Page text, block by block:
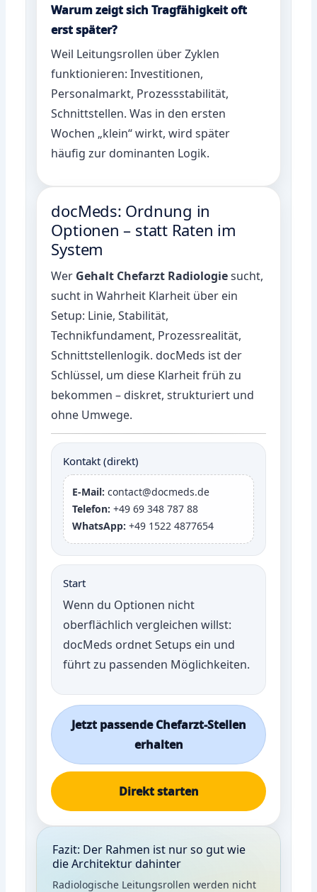
Warum zeigt sich Tragfähigkeit oft
erst später?
Weil Leitungsrollen über Zyklen
funktionieren: Investitionen,
Personalmarkt, Prozessstabilität,
Schnittstellen. Was in den ersten
Wochen „klein“ wirkt, wird später
häufig zur dominanten Logik.
docMeds: Ordnung in
Optionen – statt Raten im
System
Wer Gehalt Chefarzt Radiologiesucht,
sucht in Wahrheit Klarheit über ein
Setup: Linie, Stabilität,
Technikfundament, Prozessrealität,
Schnittstellenlogik. docMeds ist der
Schlüssel, um diese Klarheit früh zu
bekommen – diskret, strukturiert und
ohne Umwege.
Kontakt (direkt)
E-Mail: contact@docmeds.de
Telefon: +49 69 348 787 88
WhatsApp: +49 1522 4877654
Start
Wenn du Optionen nicht
oberflächlich vergleichen willst:
docMeds ordnet Setups ein und
führt zu passenden Möglichkeiten.
Jetzt passende Chefarzt-Stellen
erhalten
Direkt starten
Fazit: Der Rahmen ist nur so gut wie
die Architektur dahinter
Radiologische Leitungsrollen werden nicht